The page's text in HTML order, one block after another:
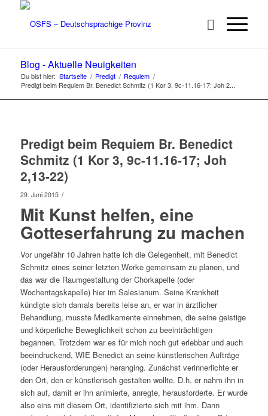
Blog - Aktuelle Neuigkeiten
Du bist hier: Startseite / Predigt / Requiem /
Predigt beim Requiem Br. Benedict Schmitz (1 Kor 3, 9c-11.16-17; Joh 2...
Predigt beim Requiem Br. Benedict
Schmitz (1 Kor 3, 9c-11.16-17; Joh
2,13-22)
29. Juni 2015 /
Mit Kunst helfen, eine
Gotteserfahrung zu machen
Vor ungefähr 10 Jahren hatte ich die Gelegenheit, mit Benedict
Schmitz eines seiner letzten Werke gemeinsam zu planen, und
das war die Raumgestaltung der Chorkapelle (oder
Wochentagskapelle) hier im Salesianum. Seine Krankheit
kündigte sich damals bereits leise an, er war in ärztlicher
Behandlung, musste Medikamente einnehmen, die seine geistige
und körperliche Beweglichkeit schon zu beeinträchtigen
begannen. Trotzdem war es für mich noch gut erlebbar und auch
beeindruckend, WIE Benedict an seine künstlerischen Aufträge
(oder Herausforderungen) heranging. Zunächst verinnerlichte er
den Ort, den er künstlerisch gestalten wollte. D.h. er nahm ihn in
sich auf, damit er ihn animierte, anregte, herausforderte. Er wurde
also eins mit diesem Ort, identifizierte sich mit ihm. Dann